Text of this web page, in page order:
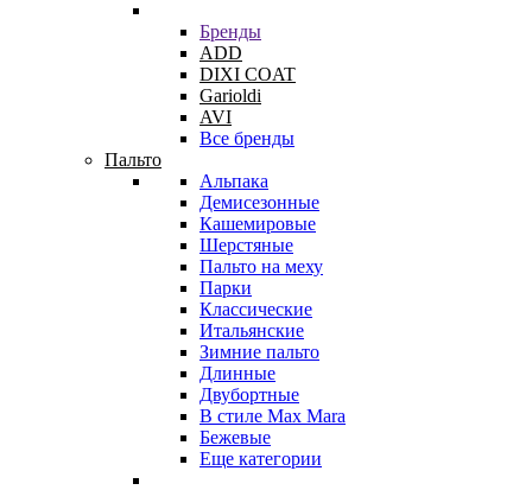
Бренды
ADD
DIXI COAT
Garioldi
AVI
Все бренды
Пальто
Альпака
Демисезонные
Кашемировые
Шерстяные
Пальто на меху
Парки
Классические
Итальянские
Зимние пальто
Длинные
Двубортные
В стиле Max Mara
Бежевые
Еще категории